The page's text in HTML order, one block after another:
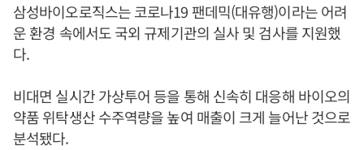
삼성바이오로직스는 코로나19 팬데믹(대유행)이라는 어려
운 환경 속에서도 국외 규제기관의 실사 및 검사를 지원했
다.
비대면 실시간 가상투어 등을 통해 신속히 대응해 바이오의
약품 위탁생산 수주역량을 높여 매출이 크게 늘어난 것으로
분석됐다.